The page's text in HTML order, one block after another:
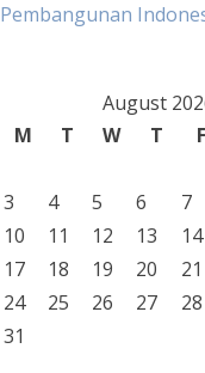
Pembangunan
August
M
T W T F
3
4 5 6 7
10
11 12 13 14
17
18 19 20 21
24
25 26 27 28
31